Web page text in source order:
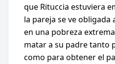
que Rituccia estuviera
la pareja se ve obligada
en una pobreza
matar a su padre tanto
como para obtener el